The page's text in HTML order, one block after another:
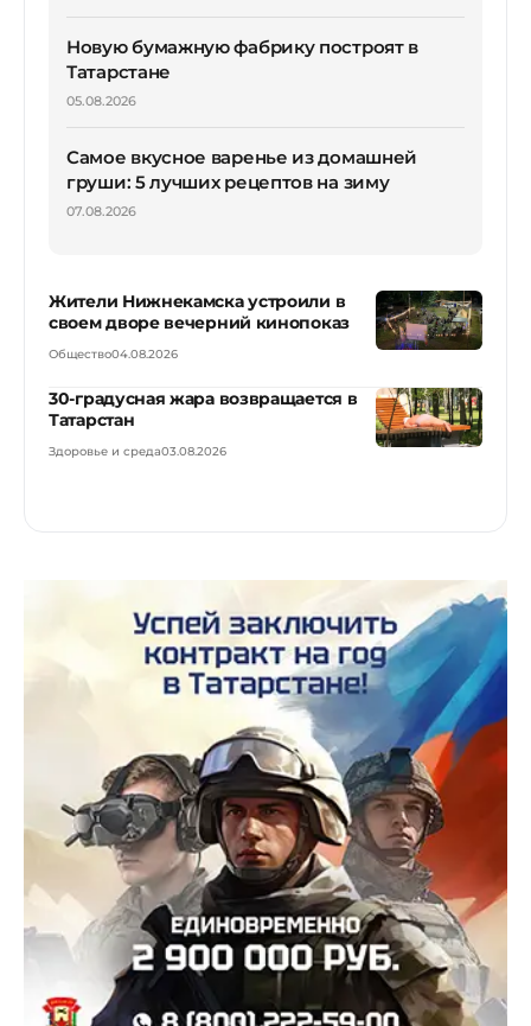
Новую бумажную фабрику построят в
Татарстане
05.08.2026
Самое вкусное варенье из домашней
груши: 5 лучших рецептов на зиму
07.08.2026
Жители Нижнекамска устроили в
своем дворе вечерний кинопоказ
Общество04.08.2026
30-градусная жара возвращается в
Татарстан
Здоровье и среда03.08.2026